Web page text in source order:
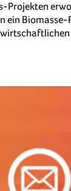
Projekten
ein